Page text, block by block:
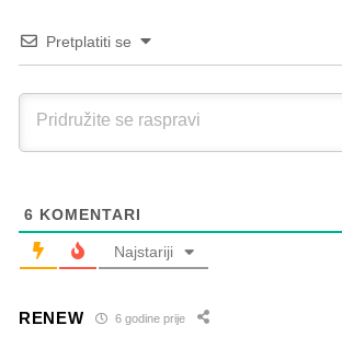
Pretplatiti se
6 KOMENTARI
Najstariji
RENEW 6 godine prije